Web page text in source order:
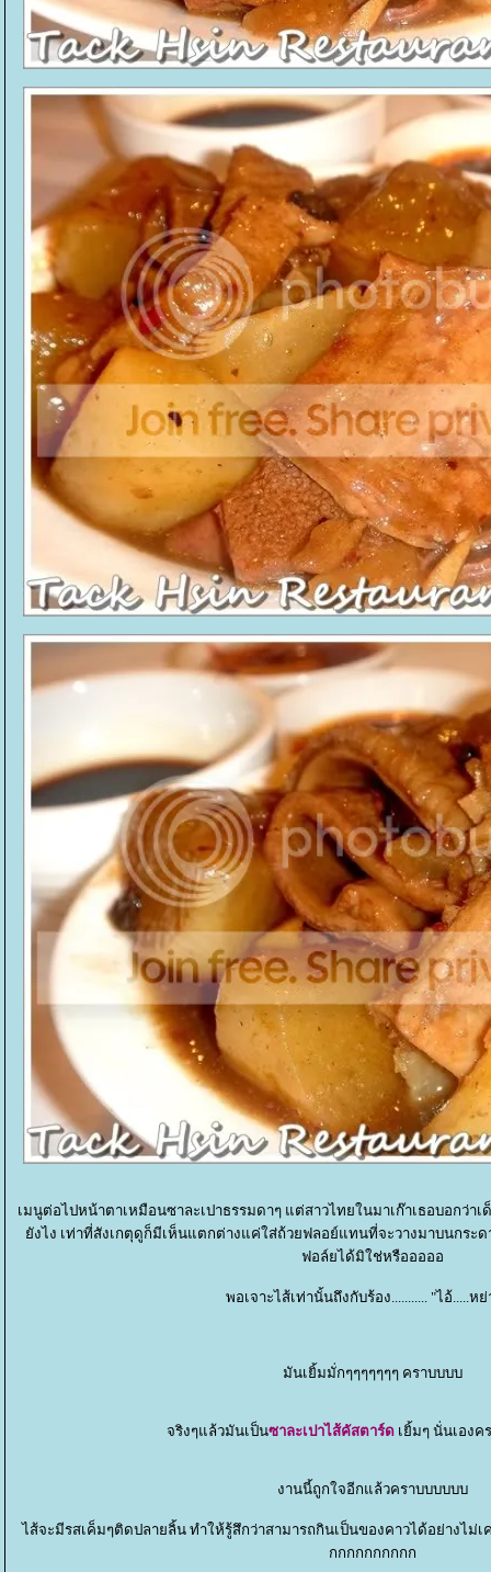
เมนูต่อไปหน้าตาเหมือนซาละเปาธรรมดาๆ แต่สาวไทยในมาเก๊าเธอบอกว่า
งไง เท่าที่สังเกตุดูก็มีเห็นแตกต่างแค่ใส่ถ้วยฟลอย์แทนที่จะวางมาบนกระ
ฟอล์ยได้มิใช่หรือออออ
พอเจาะไส้เท่านั้นถึงกับร้อง........... "ไอ้.....หย่
มันเยิ้มมั่กๆๆๆๆๆๆๆ คราบบบบ
จริงๆแล้วมันเป็นซาละเปาไส้คัสตาร์ด เยิ้มๆ นั่นเอง
งานนี้ถูกใจอีกแล้วคราบบบบบบ
ไส้จะมีรสเค็มๆติดปลายลิ้น ทำให้รู้สึกว่าสามารถกินเป็นของคาวได้อย่างไม่
กกกกกกกกกก